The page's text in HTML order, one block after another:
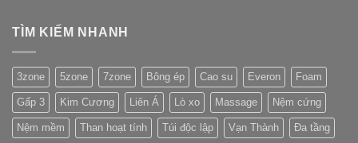
TÌM KIẾM NHANH
3zone 5zone 7zone Bông ép Cao su Everon Foam
Gấp 3 Kim Cương Liên Á Lò xo Massage Nệm cứng
Nệm mềm Than hoạt tính Túi độc lập Vạn Thành Đa tầng